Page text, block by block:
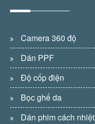
Camera 360 độ
Dán PPF
Độ cốp điện
Bọc ghế da
Dán phim cách nhiệt